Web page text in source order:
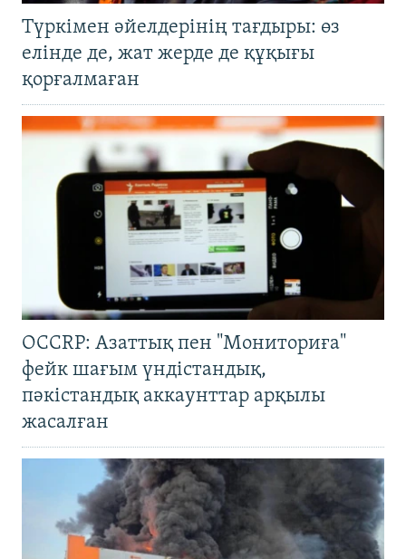
Түркімен әйелдерінің тағдыры: өз
елінде де, жат жерде де құқығы
қорғалмаған
OCCRP: Азаттық пен "Мониториға"
фейк шағым үндістандық,
пәкістандық аккаунттар арқылы
жасалған